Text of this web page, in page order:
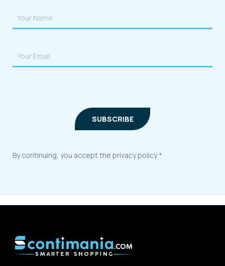
By continuing, you accept the privacy policy *